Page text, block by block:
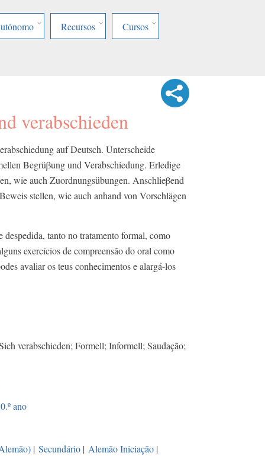
Recursos Cursos
verabschieden
auf Deutsch. Unterscheide
Begrüβung und Verabschiedung. Erledige
wie auch Zuordnungsübungen. Anschlieβend
stellen, wie auch anhand von Vorschlägen
despedida, tanto no tratamento formal, como
exercícios de compreensão do oral como
avaliar os teus conhecimentos e alargá-los
verabschieden; Formell; Informell; Saudação;
ano
| Secundário | Alemão Iniciação |